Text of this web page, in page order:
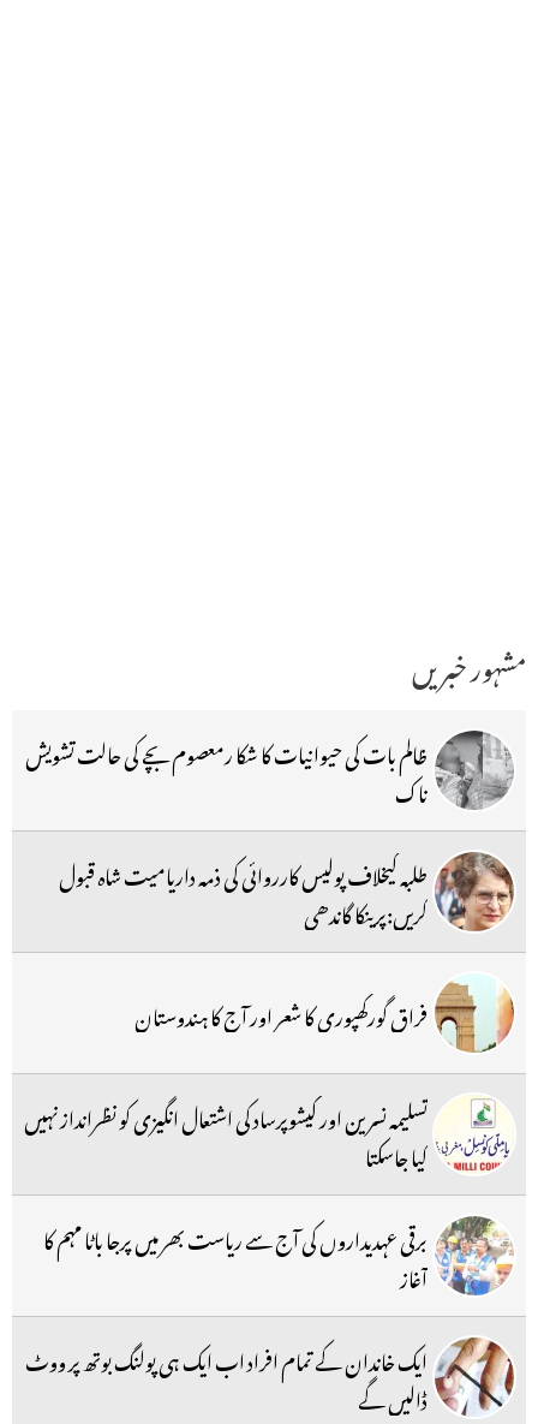
مشہور خبریں
ظالم بات کی حیوانیات کا شکا رمعصوم بچے کی حالت تشویش
ناک
طلبہ کیخلاف پولیس کارروائی کی ذمہ داریامیت شاہ قبول
کریں:پرینکا گاندھی
فراق گورکھپوری کا شعر اور آج کا ہندوستان
تسلیمہ نسرین اور کیشوپرساد کی اشتعال انگیزی کو نظرانداز نہیں
کیا جاسکتا
برقی عہدیداروں کی آج سے ریاست بھر میں پرجا باٹا مہم کا
آغاز
ایک خاندان کے تمام افراد اب ایک ہی پولنگ بوتھ پر ووٹ
ڈالیں گے